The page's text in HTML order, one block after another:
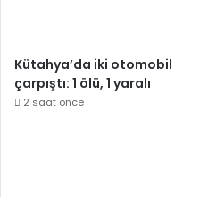
Kütahya’da iki otomobil
çarpıştı: 1 ölü, 1 yaralı
2 saat önce